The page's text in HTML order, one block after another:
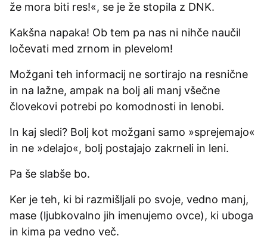
že mora biti res!«, se je že stopila z DNK.
Kakšna napaka! Ob tem pa nas ni nihče naučil
ločevati med zrnom in plevelom!
Možgani teh informacij ne sortirajo na resnične
in na lažne, ampak na bolj ali manj všečne
človekovi potrebi po komodnosti in lenobi.
In kaj sledi? Bolj kot možgani samo »sprejemajo«
in ne »delajo«, bolj postajajo zakrneli in leni.
Pa še slabše bo.
Ker je teh, ki bi razmišljali po svoje, vedno manj,
mase (ljubkovalno jih imenujemo ovce), ki uboga
in kima pa vedno več.